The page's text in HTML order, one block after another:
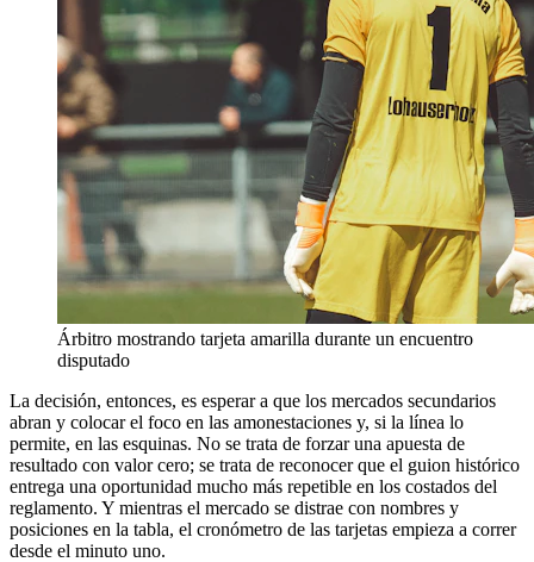
Árbitro mostrando tarjeta amarilla durante un encuentro
disputado
La decisión, entonces, es esperar a que los mercados secundarios
abran y colocar el foco en las amonestaciones y, si la línea lo
permite, en las esquinas. No se trata de forzar una apuesta de
resultado con valor cero; se trata de reconocer que el guion histórico
entrega una oportunidad mucho más repetible en los costados del
reglamento. Y mientras el mercado se distrae con nombres y
posiciones en la tabla, el cronómetro de las tarjetas empieza a correr
desde el minuto uno.